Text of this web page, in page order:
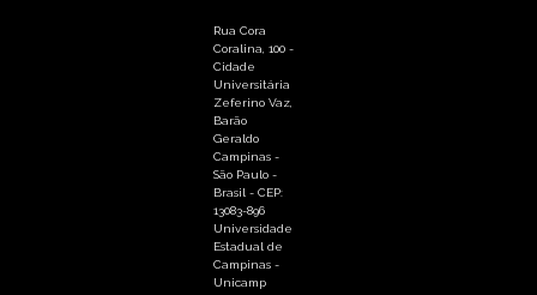
Rua Cora
Coralina, 100 -
Cidade
Universitária
Zeferino Vaz,
Barão
Geraldo
Campinas -
São Paulo -
Brasil - CEP:
13083-896
Universidade
Estadual de
Campinas -
Unicamp